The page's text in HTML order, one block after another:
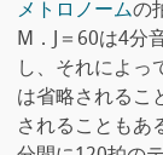
メトロノームの
M．J＝60は4分
し、それによっ
は省略されるこ
されることもあ